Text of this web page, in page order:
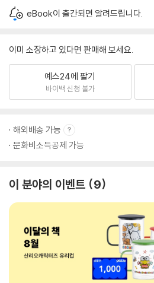
eBook이 출간되면 알려드립니다.
이미 소장하고 있다면 판매해 보세요.
예스24에 팔기
바이백 신청 불가
해외배송 가능
문화비소득공제 가능
이 분야의 이벤트 9